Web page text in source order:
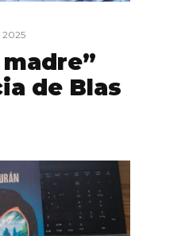
2025
madre”
de Blas